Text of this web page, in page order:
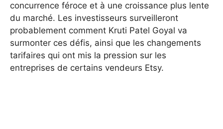
concurrence féroce et à une croissance plus lente
du marché. Les investisseurs surveilleront
probablement comment Kruti Patel Goyal va
surmonter ces défis, ainsi que les changements
tarifaires qui ont mis la pression sur les
entreprises de certains vendeurs Etsy.